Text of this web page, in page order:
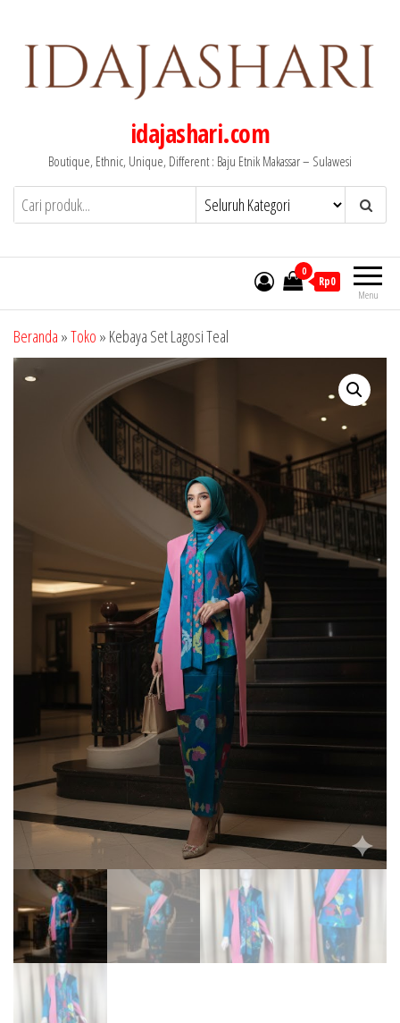
idajashari.com
Boutique, Ethnic, Unique, Different : Baju Etnik Makassar – Sulawesi
Menu
0
Rp0
Beranda »Toko » Kebaya Set Lagosi Teal